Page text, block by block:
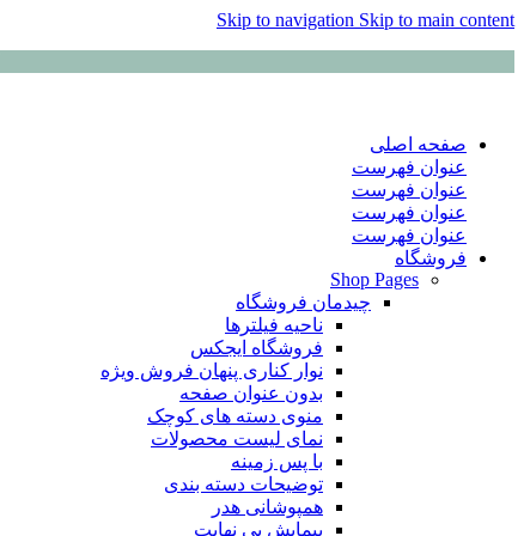
Skip to navigation Skip to main content
صفحه اصلی
عنوان فهرست
عنوان فهرست
عنوان فهرست
عنوان فهرست
فروشگاه
Shop Pages
چیدمان فروشگاه
ناحیه فیلترها
فروشگاه ایجکس
نوار کناری پنهان فروش ویژه
بدون عنوان صفحه
منوی دسته های کوچک
نمای لیست محصولات
با پس زمینه
توضیحات دسته بندی
همپوشانی هدر
پیمایش بی نهایت